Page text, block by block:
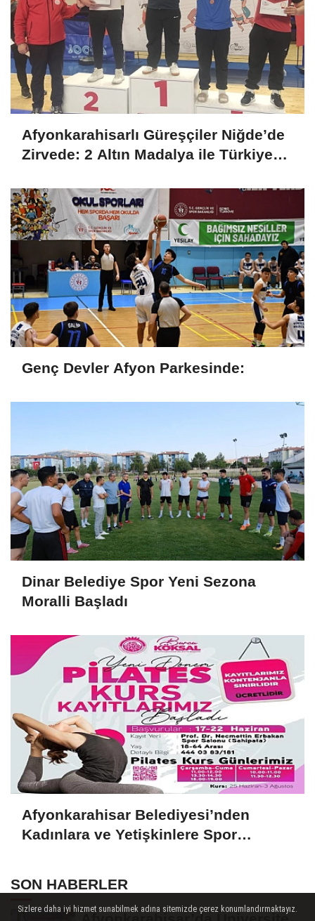
Afyonkarahisarlı Güreşçiler Niğde’de
Zirvede: 2 Altın Madalya ile Türkiye
Genç Devler Afyon Parkesinde:
Dinar Belediye Spor Yeni Sezona
Moralli Başladı
Afyonkarahisar Belediyesi’nden
Kadınlara ve Yetişkinlere Spor
SON HABERLER
Sizlere daha iyi hizmet sunabilmek adına sitemizde çerez konumlandırmaktayız.